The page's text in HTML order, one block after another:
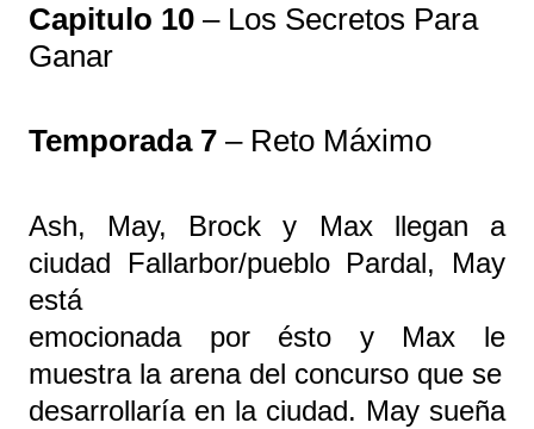
Capitulo 10– Los Secretos Para
Ganar
Temporada 7– Reto Máximo
Ash, May, Brock y Max llegan a
ciudad Fallarbor/pueblo Pardal, May
está
emocionada por ésto y Max le
muestra la arena del concurso que se
desarrollaría en la ciudad. May sueña